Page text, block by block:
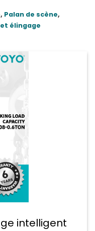
, Palan de scène,
élingage
intelligent